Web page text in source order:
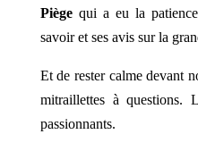
Piègequi a eu la patience
savoir et ses avis sur la
Et de rester calme devant
mitraillettes à questions.
passionnants.